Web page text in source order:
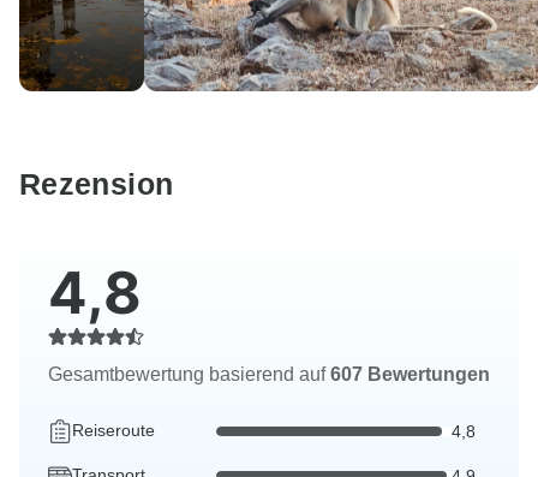
Rezension
4,8
Gesamtbewertung basierend auf607 Bewertungen
Reiseroute 4,8